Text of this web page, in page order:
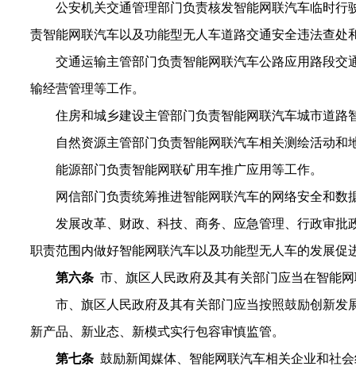
公安机关交通管理部门负责核发智能网联汽车临时行
责智能网联汽车以及功能型无人车道路交通安全违法查处
交通运输主管部门负责智能网联汽车公路应用路段
输经营管理等工作。
住房和城乡建设主管部门负责智能网联汽车城市道
自然资源主管部门负责智能网联汽车相关测绘活动和
能源部门负责智能网联矿用车推广应用等工作。
网信部门负责统筹推进智能网联汽车的网络安全和数
发展改革、财政、科技、商务、应急管理、行政审
职责范围内做好智能网联汽车以及功能型无人车的发展促
第六条市、旗区人民政府及其有关部门应当在智能
市、旗区人民政府及其有关部门应当按照鼓励创新
新产品、新业态、新模式实行包容审慎监管。
第七条鼓励新闻媒体、智能网联汽车相关企业和社